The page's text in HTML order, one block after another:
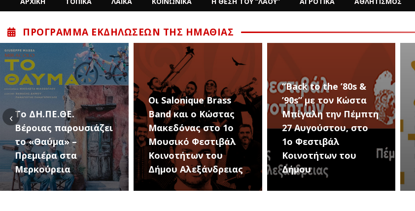
ΠΡΌΓΡΑΜΜΑ ΕΚΔΗΛΏΣΕΩΝ ΤΗΣ ΗΜΑΘΊΑΣ
Οι Salonique Brass
Band και ο Κώστας
Μακεδόνας στο 1ο
Μουσικό Φεστιβάλ
Κοινοτήτων του
Δήμου Αλεξάνδρειας
“Back to the ’80s &
’90s” με τον Κώστα
Μπίγαλη την Πέμπτη
27 Αυγούστου, στο
1ο Φεστιβάλ
Κοινοτήτων του
Δήμου
6 – 12 ΑΥΓΟΥΣΤΟΥ
2026 – Σαν ΣΤΑΡ του
θερινού σινεμά, με 7
βραβευμένες ταινίες
και συμβολικό
εισιτήριο 2 ευρώ
‹